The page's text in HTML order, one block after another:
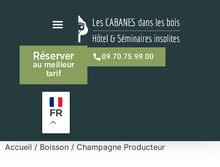
Réserver
au meilleur
tarif
09.70.75.99.00
FR
Accueil / Boisson / Champagne Producteur